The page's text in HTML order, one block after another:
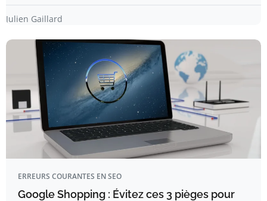
Julien Gaillard
ERREURS COURANTES EN SEO
Google Shopping : Évitez ces 3 pièges pour